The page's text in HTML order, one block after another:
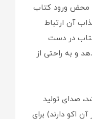
محض ورود کتاب
آن ارتباط
در دست
و به راحتی از
صدای تولید
اکو دارند) برای